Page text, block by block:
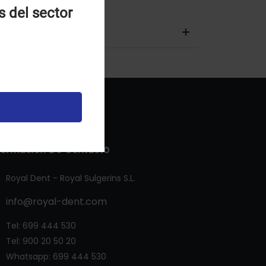
De Contacto
Royal Dent - Royal Sulgerins S.L.
info@royal-dent.com
Tel: 699 444 530
Tel: 900 20 50 20
Whatsapp: 699 444 530
del sector